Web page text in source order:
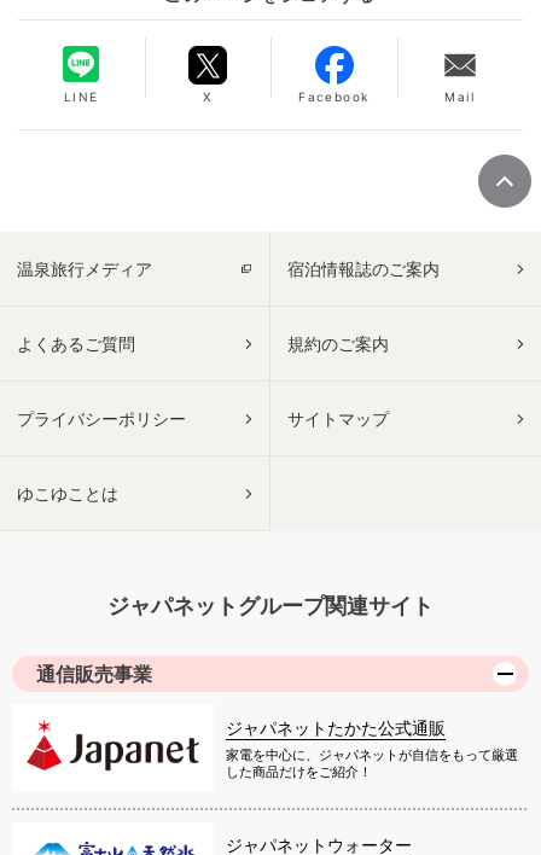
LINE X Facebook Mail
温泉旅行メディア 宿泊情報誌のご案内
よくあるご質問 規約のご案内
プライバシーポリシー サイトマップ
ゆこゆことは
ジャパネットグループ関連サイト
通信販売事業
ジャパネットたかた公式通販
家電を中心に、ジャパネットが自信をもって厳選
した商品だけをご紹介！
ジャパネットウォーター